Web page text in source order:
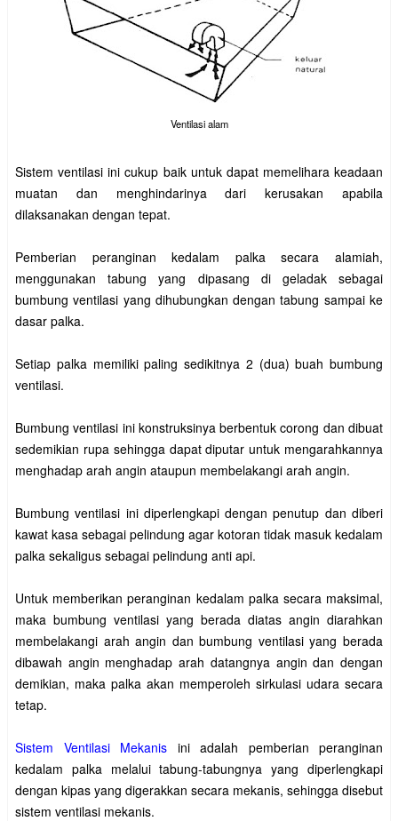
Ventilasi alam
Sistem ventilasi ini cukup baik untuk dapat memelihara keadaan
muatan dan menghindarinya dari kerusakan apabila
dilaksanakan dengan tepat.
Pemberian peranginan kedalam palka secara alamiah,
menggunakan tabung yang dipasang di geladak sebagai
bumbung ventilasi yang dihubungkan dengan tabung sampai ke
dasar palka.
Setiap palka memiliki paling sedikitnya 2 (dua) buah bumbung
ventilasi.
Bumbung ventilasi ini konstruksinya berbentuk corong dan dibuat
sedemikian rupa sehingga dapat diputar untuk mengarahkannya
menghadap arah angin ataupun membelakangi arah angin.
Bumbung ventilasi ini diperlengkapi dengan penutup dan diberi
kawat kasa sebagai pelindung agar kotoran tidak masuk kedalam
palka sekaligus sebagai pelindung anti api.
Untuk memberikan peranginan kedalam palka secara maksimal,
maka bumbung ventilasi yang berada diatas angin diarahkan
membelakangi arah angin dan bumbung ventilasi yang berada
dibawah angin menghadap arah datangnya angin dan dengan
demikian, maka palka akan memperoleh sirkulasi udara secara
tetap.
Sistem Ventilasi Mekanis ini adalah pemberian peranginan
kedalam palka melalui tabung-tabungnya yang diperlengkapi
dengan kipas yang digerakkan secara mekanis, sehingga disebut
sistem ventilasi mekanis.